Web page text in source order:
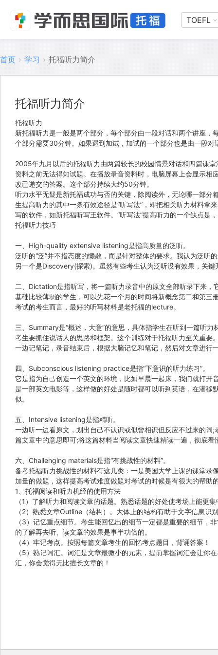
TOEFL
首页 › 学习 › 托福听力简介
托福听力简介
托福听力
新托福听力是一般是两个部分，每个部分由一段对话和两个讲座
个部分需要30分钟。如果遇到加试，加试的一个部分也是由一段
2005年九月以后的托福听力由两篇较长的校园情景对话和四篇课
资料之前无法得知试题。在播放录音资料时，电脑屏幕上会显示
改已递交的答案。这个部分持续大约50分钟。
听力水平无疑是新托福成功与否的关键，除阅读外，无论哪一部分
生提高听力的其中一条有效途径是“听写法”，即把相关听力材料
写的软件，如新托福听写王软件。“听写法”提高听力的一个缺点是
托福听力技巧
一、High-quality extensive listening是指高质量的泛听。
泛听的“泛”并不指态度的懒散，而是针对整体的要求。我认为泛
另一个是Discovery(探索)。虽然有些考生认为泛听没有效果，关
二、Dictation是指听写，将一篇听力录音中的原文全部听录下来，
基础比较薄弱的学生，可以先花一个月的时间将新概念第二和第
考试的考生而言，最好的听写材料是老托福的lecture。
三、Summary是“概述，大意”的意思，具体指学生在听到一篇听力
考生要抓住说话人的思路和框架。这个训练对于托福听力至关重
一边记笔记，录音结束后，根据大脑记忆和笔记，然后对文章进行
四、Subconscious listening practice是指“下意识的听力练习”。
它是指为自己创造一个英文的环境，比如早晨一起床，我们就打
是一部英文电影等，这样做的好处是随时都可以听到英语，在潜
似。
五、Intensive listening是指精听。
一边听一边看原文，划出自己不认识或似曾相识但反应不过来的
篇文章中的意思即可;将这篇材料当阅读文章快速精读一遍，彻底看
六、Challenging materials是指“有挑战性的材料”。
备考托福听力挑战性的材料有这几类：一是美国大学上课的课堂
加量的做题，这样提高考试难度做题对考试的时候是有很大的帮助
1、托福阅读和听力机经的使用方法
（1）了解听力和阅读文章的话题。熟悉话题的好处使考场上能更
（2）熟悉文章Outline（结构）。大体上的结构有助于文字信息识
（3）记忆重点细节。考生能回忆出的细节一定都是重要的细节，
的了解再去听、读文章的效果是事半功倍的。
（4）牢记考点。按照每篇文章考生的回忆考点题目，背诵答案！
（5）熟记词汇。词汇是文章最微小的元素，提前掌握词汇会让
汇，你会觉得无比擅长文章的！